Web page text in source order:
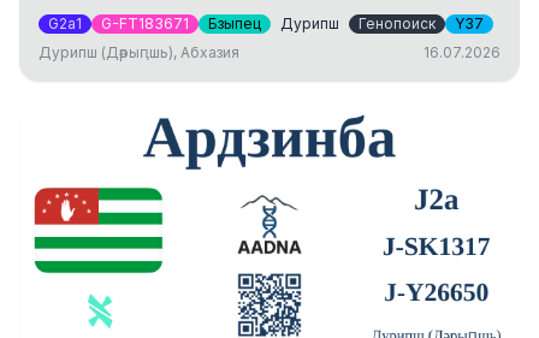
G2a1 G-FT183671 Бзыпец Дурипш Генопоиск
Y37
Дурипш (Дәрыԥшь), Абхазия
16.07.2026